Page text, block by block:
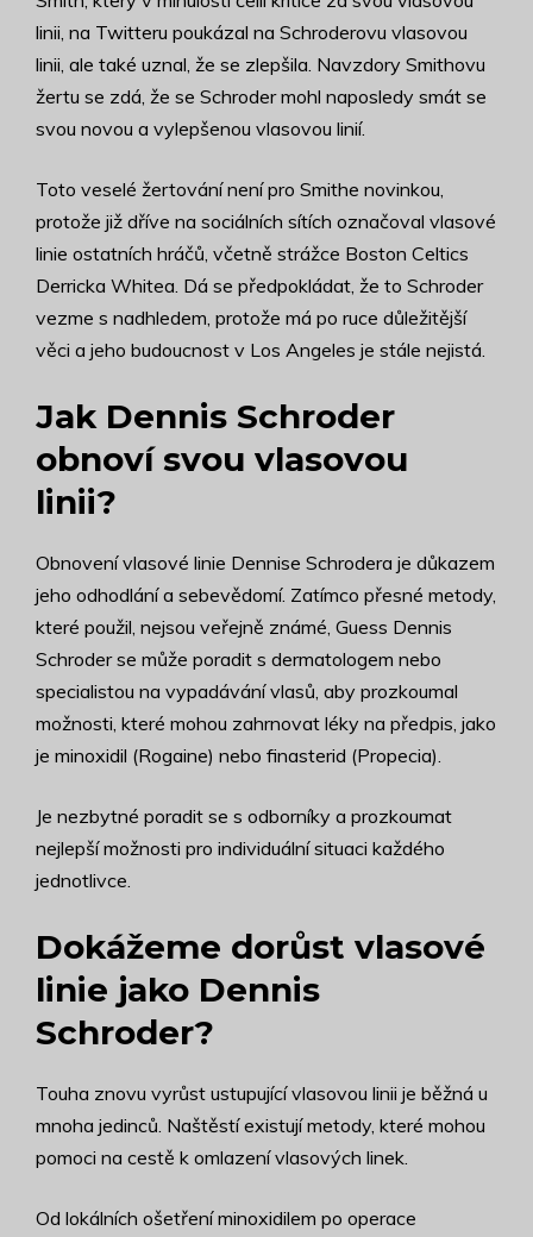
linii, na Twitteru poukázal na Schroderovu vlasovou
linii, ale také uznal, že se zlepšila. Navzdory Smithovu
žertu se zdá, že se Schroder mohl naposledy smát se
svou novou a vylepšenou vlasovou linií.
Toto veselé žertování není pro Smithe novinkou,
protože již dříve na sociálních sítích označoval vlasové
linie ostatních hráčů, včetně strážce Boston Celtics
Derricka Whitea. Dá se předpokládat, že to Schroder
vezme s nadhledem, protože má po ruce důležitější
věci a jeho budoucnost v Los Angeles je stále nejistá.
Jak Dennis Schroder
obnoví svou vlasovou
linii?
Obnovení vlasové linie Dennise Schrodera je důkazem
jeho odhodlání a sebevědomí. Zatímco přesné metody,
které použil, nejsou veřejně známé, Guess Dennis
Schroder se může poradit s dermatologem nebo
specialistou na vypadávání vlasů, aby prozkoumal
možnosti, které mohou zahrnovat léky na předpis, jako
je minoxidil (Rogaine) nebo finasterid (Propecia).
Je nezbytné poradit se s odborníky a prozkoumat
nejlepší možnosti pro individuální situaci každého
jednotlivce.
Dokážeme dorůst vlasové
linie jako Dennis
Schroder?
Touha znovu vyrůst ustupující vlasovou linii je běžná u
mnoha jedinců. Naštěstí existují metody, které mohou
pomoci na cestě k omlazení vlasových linek.
Od lokálních ošetření minoxidilem po operace